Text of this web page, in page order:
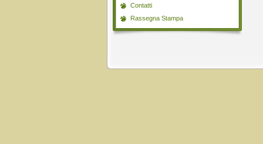
Contatti
Rassegna Stampa